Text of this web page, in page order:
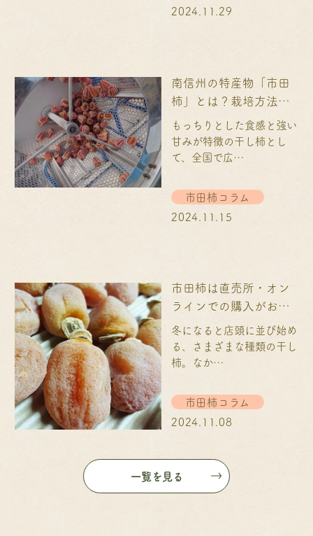
2024.11.29
南信州の特産物「市田
柿」とは？栽培方法や
おすすめ絶品干し柿を
紹介
もっちりとした食感と強い
甘みが特徴の干し柿とし
て、全国で広…
市田柿コラム
2024.11.15
市田柿は直売所・オン
ラインでの購入がおす
すめ！南信州・長野県
の干し柿をお取り寄せ
で楽しもう
冬になると店頭に並び始め
る、さまざまな種類の干し
柿。なか…
市田柿コラム
2024.11.08
一覧を見る